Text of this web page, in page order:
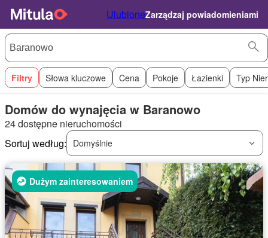
UlubioneZarządzaj powiadomieniami
Filtry Słowa kluczowe Cena Pokoje Łazienki Typ
Domów do wynajęcia w Baranowo
24 dostępne nieruchomości
Sortuj według:
Domyślnie
Dużym zainteresowaniem